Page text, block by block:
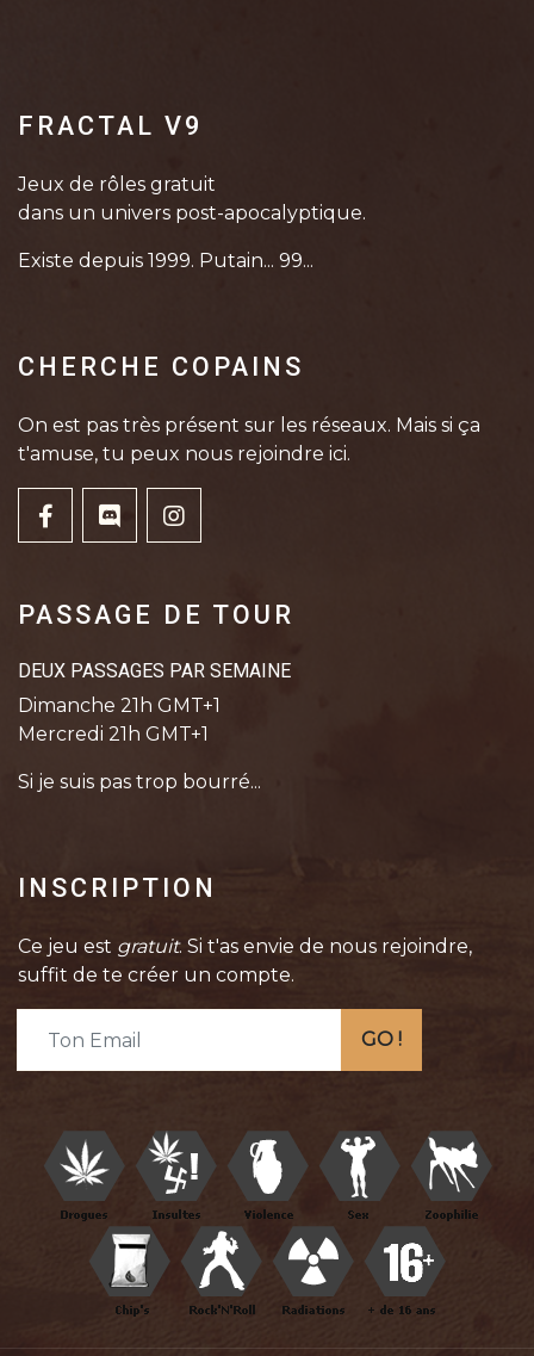
FRACTAL V9
Jeux de rôles gratuit
dans un univers post-apocalyptique.
Existe depuis 1999. Putain... 99...
CHERCHE COPAINS
On est pas très présent sur les réseaux. Mais si ça
t'amuse, tu peux nous rejoindre ici.
PASSAGE DE TOUR
DEUX PASSAGES PAR SEMAINE
Dimanche 21h GMT+1
Mercredi 21h GMT+1
Si je suis pas trop bourré...
INSCRIPTION
Ce jeu est gratuit. Si t'as envie de nous rejoindre,
suffit de te créer un compte.
GO !